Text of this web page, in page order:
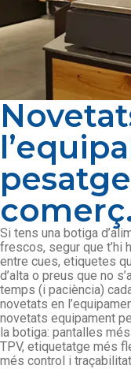
Si tens una botiga
frescos, segur que t’hi
entre cues, etiquetes
d’alta o preus que no
temps (i paciència)
novetats en
novetats equipament
la botiga: pantalles
TPV, etiquetatge més
més control i